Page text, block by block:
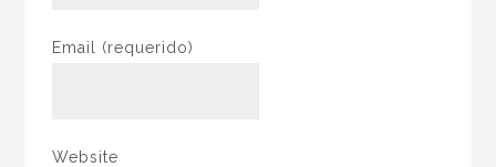
Email (requerido)
Website